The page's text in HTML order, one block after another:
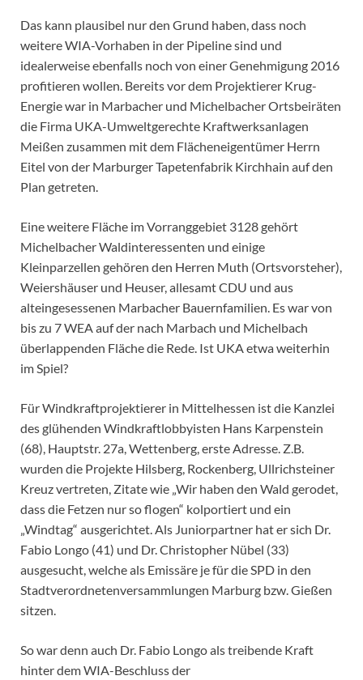
Das kann plausibel nur den Grund haben, dass noch
weitere WIA-Vorhaben in der Pipeline sind und
idealerweise ebenfalls noch von einer Genehmigung 2016
profitieren wollen. Bereits vor dem Projektierer Krug-
Energie war in Marbacher und Michelbacher Ortsbeiräten
die Firma UKA-Umweltgerechte Kraftwerksanlagen
Meißen zusammen mit dem Flächeneigentümer Herrn
Eitel von der Marburger Tapetenfabrik Kirchhain auf den
Plan getreten.
Eine weitere Fläche im Vorranggebiet 3128 gehört
Michelbacher Waldinteressenten und einige
Kleinparzellen gehören den Herren Muth (Ortsvorsteher),
Weiershäuser und Heuser, allesamt CDU und aus
alteingesessenen Marbacher Bauernfamilien. Es war von
bis zu 7 WEA auf der nach Marbach und Michelbach
überlappenden Fläche die Rede. Ist UKA etwa weiterhin
im Spiel?
Für Windkraftprojektierer in Mittelhessen ist die Kanzlei
des glühenden Windkraftlobbyisten Hans Karpenstein
(68), Hauptstr. 27a, Wettenberg, erste Adresse. Z.B.
wurden die Projekte Hilsberg, Rockenberg, Ullrichsteiner
Kreuz vertreten, Zitate wie „Wir haben den Wald gerodet,
dass die Fetzen nur so flogen“ kolportiert und ein
„Windtag“ ausgerichtet. Als Juniorpartner hat er sich Dr.
Fabio Longo (41) und Dr. Christopher Nübel (33)
ausgesucht, welche als Emissäre je für die SPD in den
Stadtverordnetenversammlungen Marburg bzw. Gießen
sitzen.
So war denn auch Dr. Fabio Longo als treibende Kraft
hinter dem WIA-Beschluss der